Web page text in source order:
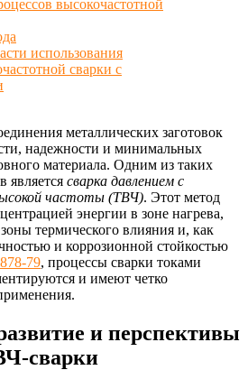
высокочастотной
использования
сварки с
металлических заготовок
надежности и минимальных
материала. Одним из таких
является сварка давлением с
частоты (ТВЧ). Этот метод
энергии в зоне нагрева,
термического влияния и, как
и коррозионной стойкостью
79, процессы сварки токами
и имеют четко
и перспективы
сварки